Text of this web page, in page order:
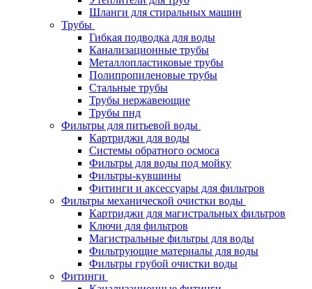
Шланги для стиральных машин
Трубы
Гибкая подводка для воды
Канализационные трубы
Металлопластиковые трубы
Полипропиленовые трубы
Стальные трубы
Трубы нержавеющие
Трубы пнд
Фильтры для питьевой воды
Картриджи для воды
Системы обратного осмоса
Фильтры для воды под мойку
Фильтры-кувшины
Фитинги и аксессуары для фильтров
Фильтры механической очистки воды
Картриджи для магистральных фильтров
Ключи для фильтров
Магистральные фильтры для воды
Фильтрующие материалы для воды
Фильтры грубой очистки воды
Фитинги